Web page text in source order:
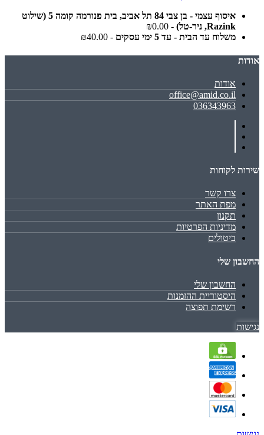
איסוף עצמי - בן צבי 84 תל אביב, בית פנורמה קומה 5 (שילוט
Razink, ניר-טל)
- ₪0.00
משלוח עד הבית - עד 5 ימי עסקים
- ₪40.00
אודות
אודות
office@amid.co.il
036343963
שירות לקוחות
צרו קשר
מפת האתר
תקנון
מדיניות הפרטיות
ביטולים
החשבון שלי
החשבון שלי
היסטוריית ההזמנות
רשימת תפוצה
נגישות